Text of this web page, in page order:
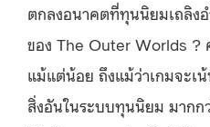
ตกลงอนาคตที่ทุนนิยมเถลิงอ
ของ The Outer Worlds ?
แม้แต่น้อย ถึงแม้ว่าเกมจะเ
สิ่งอันในระบบทุนนิยม มากก